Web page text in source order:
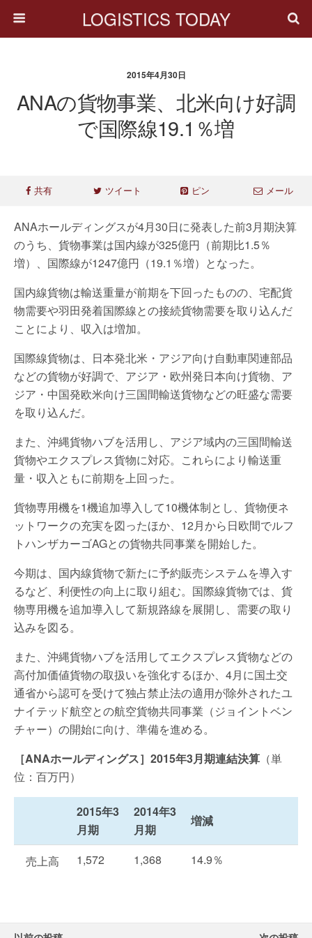
LOGISTICS TODAY
2015年4月30日
ANAの貨物事業、北米向け好調
で国際線19.1％増
共有 ツイート ピン メール
ANAホールディングスが4月30日に発表した前3月期決算
のうち、貨物事業は国内線が325億円（前期比1.5％
増）、国際線が1247億円（19.1％増）となった。
国内線貨物は輸送重量が前期を下回ったものの、宅配貨
物需要や羽田発着国際線との接続貨物需要を取り込んだ
ことにより、収入は増加。
国際線貨物は、日本発北米・アジア向け自動車関連部品
などの貨物が好調で、アジア・欧州発日本向け貨物、ア
ジア・中国発欧米向け三国間輸送貨物などの旺盛な需要
を取り込んだ。
また、沖縄貨物ハブを活用し、アジア域内の三国間輸送
貨物やエクスプレス貨物に対応。これらにより輸送重
量・収入ともに前期を上回った。
貨物専用機を1機追加導入して10機体制とし、貨物便ネ
ットワークの充実を図ったほか、12月から日欧間でルフ
トハンザカーゴAGとの貨物共同事業を開始した。
今期は、国内線貨物で新たに予約販売システムを導入す
るなど、利便性の向上に取り組む。国際線貨物では、貨
物専用機を追加導入して新規路線を展開し、需要の取り
込みを図る。
また、沖縄貨物ハブを活用してエクスプレス貨物などの
高付加価値貨物の取扱いを強化するほか、4月に国土交
通省から認可を受けて独占禁止法の適用が除外されたユ
ナイテッド航空との航空貨物共同事業（ジョイントベン
チャー）の開始に向け、準備を進める。
［ANAホールディングス］2015年3月期連結決算 （単
位：百万円）
2015年3
月期
2014年3
月期
増減
売上高 1,572 1,368 14.9％